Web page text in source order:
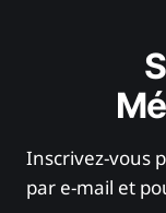
Inscrivez-vous
par e-mail et